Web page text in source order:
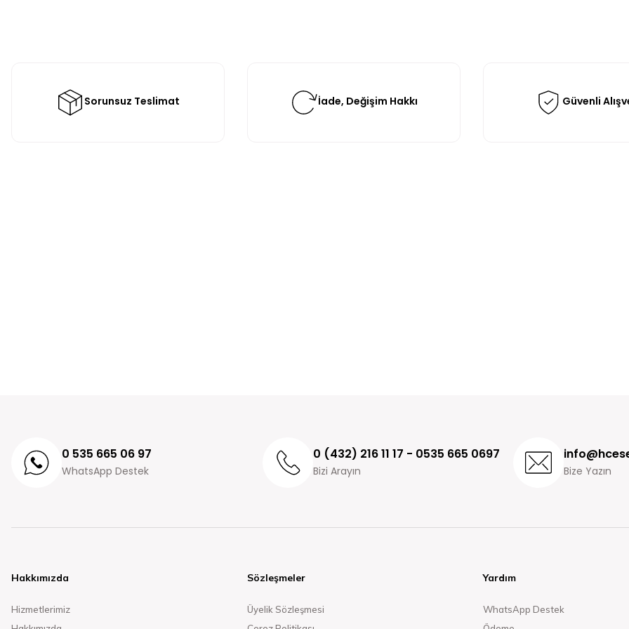
Sorunsuz Teslimat İade, Değişim Hakkı Güvenli
0 535 665 06 97
WhatsApp Destek
0 (432) 216 11 17 - 0535 665 0697
Bizi Arayın Bize Yazın
Hakkımızda
Hizmetlerimiz
Sözleşmeler
Üyelik Sözleşmesi
Yardım
WhatsApp Destek